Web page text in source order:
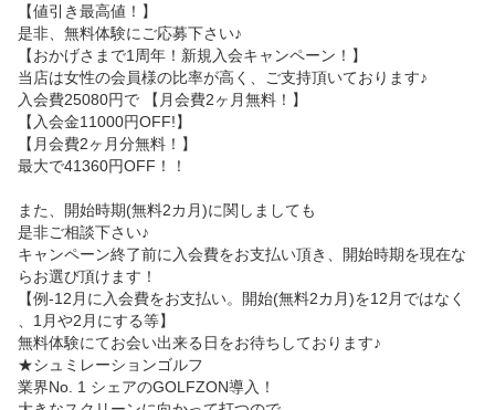
【値引き最高値！】
是非、無料体験にご応募下さい♪
【おかげさまで1周年！新規入会キャンペーン！】
当店は女性の会員様の比率が高く、ご支持頂いております♪
入会費25080円で 【月会費2ヶ月無料！】
【入会金11000円OFF!】
【月会費2ヶ月分無料！】
最大で41360円OFF！！
また、開始時期(無料2カ月)に関しましても
是非ご相談下さい♪
キャンペーン終了前に入会費をお支払い頂き、開始時期を現在な
らお選び頂けます！
【例-12月に入会費をお支払い。開始(無料2カ月)を12月ではなく
、1月や2月にする等】
無料体験にてお会い出来る日をお待ちしております♪
★シュミレーションゴルフ
業界No. 1 シェアのGOLFZON導入！